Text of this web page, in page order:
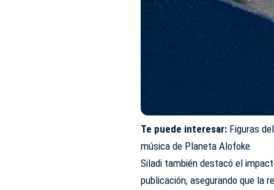
Te puede interesar: Figuras
música de Planeta Alofoke
Siladi también destacó el
publicación, asegurando que la